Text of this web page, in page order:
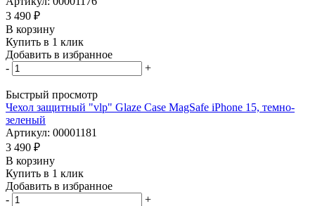
3 490 ₽
В корзину
Купить в 1 клик
Добавить в избранное
-
+
Быстрый просмотр
Чехол защитный "vlp" Glaze Case MagSafe iPhone 15, темно-
зеленый
Артикул: 00001181
3 490 ₽
В корзину
Купить в 1 клик
Добавить в избранное
-
+